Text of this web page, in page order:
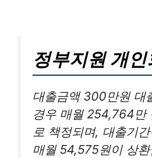
정부지원 개
대출금액 300만원 대
경우 매월 254,764만
로 책정되며, 대출기
매월 54,575원이 상